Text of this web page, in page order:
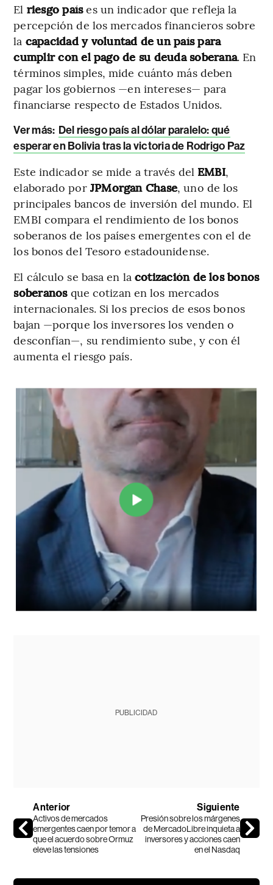
El riesgo países un indicador que refleja la
percepción de los mercados financieros sobre
la capacidad y voluntad de un país para
cumplir con el pago de su deuda soberana. En
términos simples, mide cuánto más deben
pagar los gobiernos —en intereses— para
financiarse respecto de Estados Unidos.
Ver más: Del riesgo país al dólar paralelo: qué
esperar en Bolivia tras la victoria de Rodrigo Paz
Este indicador se mide a través del EMBI,
elaborado por JPMorgan Chase, uno de los
principales bancos de inversión del mundo. El
EMBI compara el rendimiento de los bonos
soberanos de los países emergentes con el de
los bonos del Tesoro estadounidense.
El cálculo se basa en la cotización de los bonos
soberanosque cotizan en los mercados
internacionales. Si los precios de esos bonos
bajan —porque los inversores los venden o
desconfían—, su rendimiento sube, y con él
aumenta el riesgo país.
PUBLICIDAD
Anterior
Activos de mercados
emergentes caen por temor a
que el acuerdo sobre Ormuz
eleve las tensiones
Siguiente
Presión sobre los márgenes
de MercadoLibre inquieta a
inversores y acciones caen
en el Nasdaq